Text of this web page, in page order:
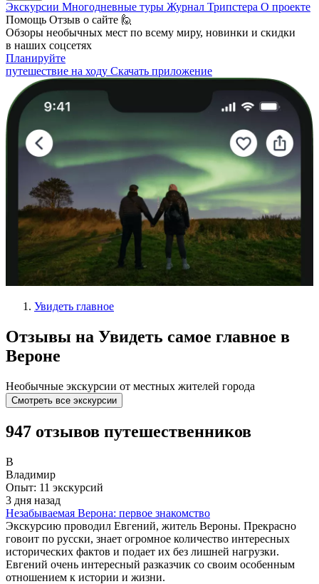
Экскурсии Многодневные туры Журнал Трипстера О проекте
Помощь Отзыв о сайте 🙋
Обзоры необычных мест по всему миру, новинки и скидки
в наших соцсетях
Планируйте
путешествие на ходу Скачать приложение
Увидеть главное
Отзывы на Увидеть самое главное в
Вероне
Необычные экскурсии от местных жителей города
Смотреть все экскурсии
947 отзывов путешественников
В
Владимир
Опыт: 11 экскурсий
3 дня назад
Незабываемая Верона: первое знакомство
Экскурсию проводил Евгений, житель Вероны. Прекрасно
говоит по русски, знает огромное количество интересных
исторических фактов и подает их без лишней нагрузки.
Евгений очень интересный разказчик со своим особенным
отношением к истории и жизни.